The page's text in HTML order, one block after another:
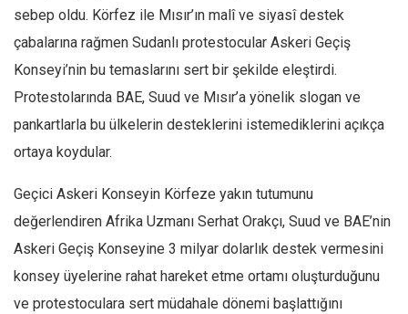
sebep oldu. Körfez ile Mısır’ın malî ve siyasî destek
çabalarına rağmen Sudanlı protestocular Askeri Geçiş
Konseyi’nin bu temaslarını sert bir şekilde eleştirdi.
Protestolarında BAE, Suud ve Mısır’a yönelik slogan ve
pankartlarla bu ülkelerin desteklerini istemediklerini açıkça
ortaya koydular.
Geçici Askeri Konseyin Körfeze yakın tutumunu
değerlendiren Afrika Uzmanı Serhat Orakçı, Suud ve BAE’nin
Askeri Geçiş Konseyine 3 milyar dolarlık destek vermesini
konsey üyelerine rahat hareket etme ortamı oluşturduğunu
ve protestoculara sert müdahale dönemi başlattığını